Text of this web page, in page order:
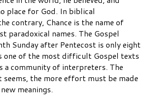
place for God. In biblical
contrary, Chance is the name of
paradoxical names. The Gospel
Sunday after Pentecost is only eight
one of the most difficult Gospel texts
a community of interpreters. The
the more effort must be made
meanings.